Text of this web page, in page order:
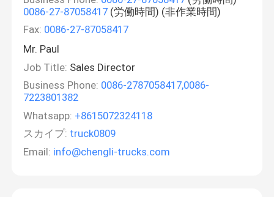
0086-27-87058417 (労働時間) (非作業時間)
Fax: 0086-27-87058417
Mr. Paul
Job Title: Sales Director
Business Phone: 0086-2787058417,0086-
7223801382
Whatsapp: +8615072324118
スカイプ: truck0809
Email: info@chengli-trucks.com